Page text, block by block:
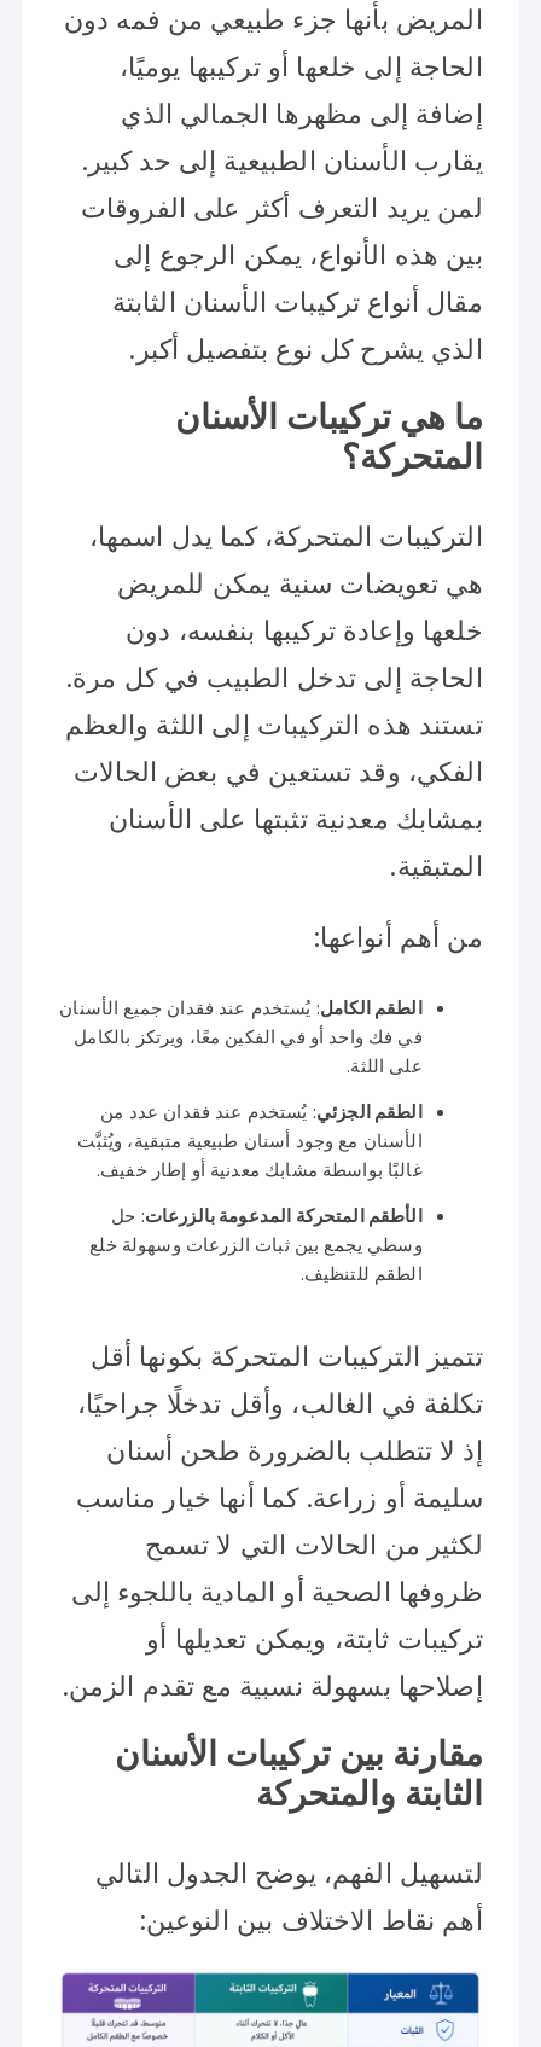
المريض بأنها جزء طبيعي من فمه دون
الحاجة إلى خلعها أو تركيبها يوميًا،
إضافة إلى مظهرها الجمالي الذي
يقارب الأسنان الطبيعية إلى حد كبير.
لمن يريد التعرف أكثر على الفروقات
بين هذه الأنواع، يمكن الرجوع إلى
مقال أنواع تركيبات الأسنان الثابتة
الذي يشرح كل نوع بتفصيل أكبر.
ما هي تركيبات الأسنان
المتحركة؟
التركيبات المتحركة، كما يدل اسمها،
هي تعويضات سنية يمكن للمريض
خلعها وإعادة تركيبها بنفسه، دون
الحاجة إلى تدخل الطبيب في كل مرة.
تستند هذه التركيبات إلى اللثة والعظم
الفكي، وقد تستعين في بعض الحالات
بمشابك معدنية تثبتها على الأسنان
المتبقية.
من أهم أنواعها:
الطقم الكامل: يُستخدم عند فقدان جميع الأسنان
في فك واحد أو في الفكين معًا، ويرتكز بالكامل
على اللثة.
الطقم الجزئي: يُستخدم عند فقدان عدد من
الأسنان مع وجود أسنان طبيعية متبقية، ويُثبَّت
غالبًا بواسطة مشابك معدنية أو إطار خفيف.
الأطقم المتحركة المدعومة بالزرعات: حل
وسطي يجمع بين ثبات الزرعات وسهولة خلع
الطقم للتنظيف.
تتميز التركيبات المتحركة بكونها أقل
تكلفة في الغالب، وأقل تدخلًا جراحيًا،
إذ لا تتطلب بالضرورة طحن أسنان
سليمة أو زراعة. كما أنها خيار مناسب
لكثير من الحالات التي لا تسمح
ظروفها الصحية أو المادية باللجوء إلى
تركيبات ثابتة، ويمكن تعديلها أو
إصلاحها بسهولة نسبية مع تقدم الزمن.
مقارنة بين تركيبات الأسنان
الثابتة والمتحركة
لتسهيل الفهم، يوضح الجدول التالي
أهم نقاط الاختلاف بين النوعين: